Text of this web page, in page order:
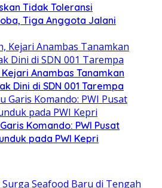
Tidak Toleransi
Tiga Anggota Jalani
Anambas Tanamkan
Dini di SDN 001 Tarempa
Komando: PWI Pusat
pada PWI Kepri